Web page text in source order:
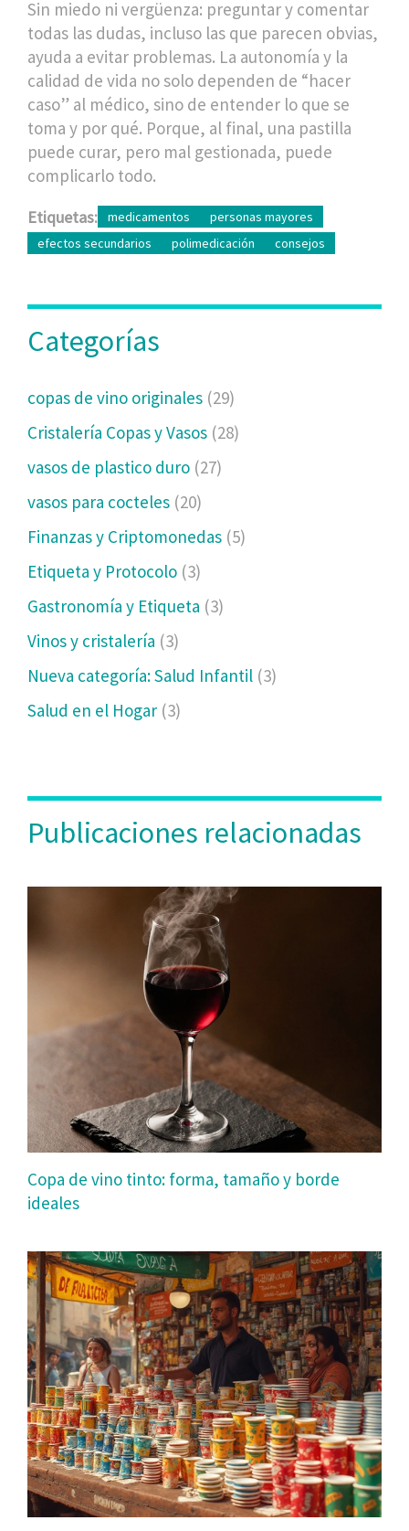
Sin miedo ni vergüenza: preguntar y comentar
todas las dudas, incluso las que parecen obvias,
ayuda a evitar problemas. La autonomía y la
calidad de vida no solo dependen de “hacer
caso” al médico, sino de entender lo que se
toma y por qué. Porque, al final, una pastilla
puede curar, pero mal gestionada, puede
complicarlo todo.
Etiquetas: medicamentos
personas mayores
efectos secundarios
polimedicación consejos
Categorías
copas de vino originales (29)
Cristalería Copas y Vasos (28)
vasos de plastico duro (27)
vasos para cocteles (20)
Finanzas y Criptomonedas (5)
Etiqueta y Protocolo (3)
Gastronomía y Etiqueta (3)
Vinos y cristalería (3)
Nueva categoría: Salud Infantil (3)
Salud en el Hogar (3)
Publicaciones relacionadas
Copa de vino tinto: forma, tamaño y borde
ideales